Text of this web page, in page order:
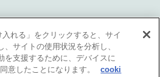
入れる」をクリックすると、サイ
、サイトの使用状況を分析し、
を支援するために、デバイスに
意したことになります。
cooki